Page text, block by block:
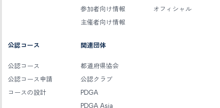
参加者向け情報
主催者向け情報
オフィシャル
公認コース
公認コース
公認コース申請
コースの設計
関連団体
都道府県協会
公認クラブ
PDGA
PDGA Asia